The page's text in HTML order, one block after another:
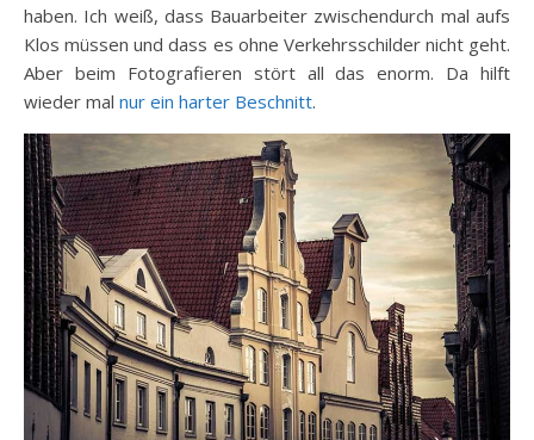
haben. Ich weiß, dass Bauarbeiter zwischendurch mal aufs
Klos müssen und dass es ohne Verkehrsschilder nicht geht.
Aber beim Fotografieren stört all das enorm. Da hilft
wieder mal nur ein harter Beschnitt.